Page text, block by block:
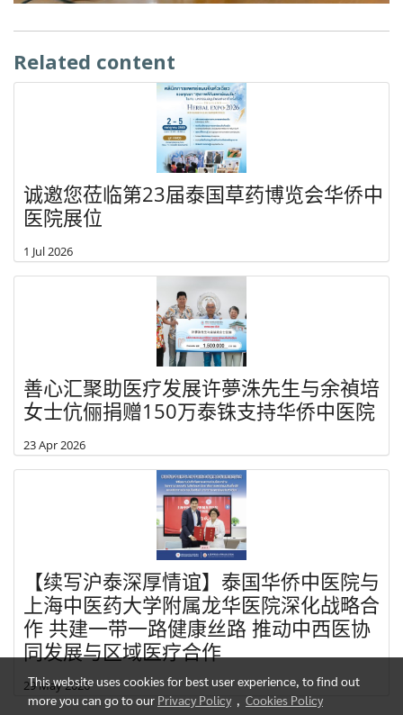
Related content
诚邀您莅临第23届泰国草药博览会华侨中
医院展位
1 Jul 2026
善心汇聚助医疗发展许夢洙先生与余禎培
女士伉俪捐赠150万泰铢支持华侨中医院
23 Apr 2026
【续写沪泰深厚情谊】泰国华侨中医院与
上海中医药大学附属龙华医院深化战略合
作 共建一带一路健康丝路 推动中西医协
同发展与区域医疗合作
29 May 2026
This website uses cookies for best user experience, to find out
more you can go to our Privacy Policy, Cookies Policy